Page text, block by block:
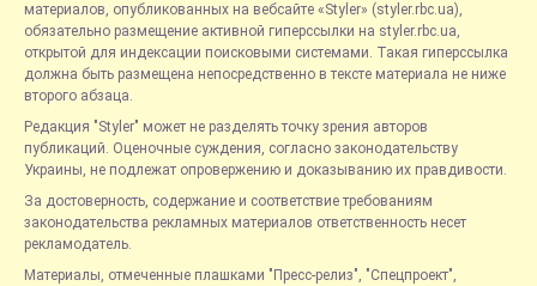
материалов, опубликованных на вебсайте «Styler» (styler.rbc.ua),
обязательно размещение активной гиперссылки на styler.rbc.ua,
открытой для индексации поисковыми системами. Такая гиперссылка
должна быть размещена непосредственно в тексте материала не ниже
второго абзаца.
Редакция "Styler" может не разделять точку зрения авторов
публикаций. Оценочные суждения, согласно законодательству
Украины, не подлежат опровержению и доказыванию их правдивости.
За достоверность, содержание и соответствие требованиям
законодательства рекламных материалов ответственность несет
рекламодатель.
Материалы, отмеченные плашками "Пресс-релиз", "Спецпроект",